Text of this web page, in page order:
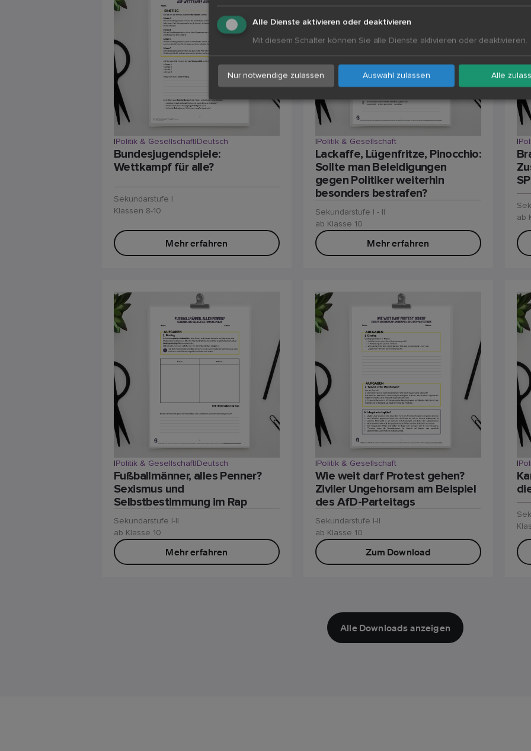
|Politik & Gesellschaft|Deutsch
Bundesjugendspiele:
Wettkampf für alle?
Sekundarstufe I
Klassen 8-10
Mehr erfahren
|Politik & Gesellschaft
Lackaffe, Lügenfritze, Pinocchio:
Sollte man Beleidigungen
gegen Politiker weiterhin
besonders bestrafen?
Sekundarstufe I - II
ab Klasse 10
Mehr erfahren
|
ab
|Politik & Gesellschaft|Deutsch
Fußballmänner, alles Penner?
Sexismus und
Selbstbestimmung im Rap
Sekundarstufe I-II
ab Klasse 10
Mehr erfahren
|Politik & Gesellschaft
Wie weit darf Protest gehen?
Ziviler Ungehorsam am Beispiel
des AfD-Parteitags
Sekundarstufe I-II
ab Klasse 10
Zum Download
|
Alle Downloads anzeigen
Alle Dienste aktivieren oder deaktivieren
Mit diesem Schalter können Sie alle Dienste aktivieren oder deaktivieren.
Nur notwendige zulassen Auswahl zulassen Alle